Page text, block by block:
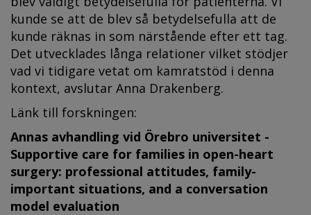
kunde se att de blev så betydelsefulla att de
kunde räknas in som närstående efter ett tag.
Det utvecklades långa relationer vilket stödjer
vad vi tidigare vetat om kamratstöd i denna
kontext, avslutar Anna Drakenberg.
Länk till forskningen:
Annas avhandling vid Örebro universitet -
Supportive care for families in open-heart
surgery: professional attitudes, family-
important situations, and a conversation
model evaluation